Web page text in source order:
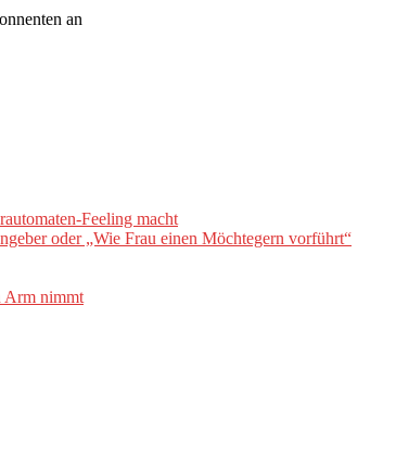
an
Feeling macht
oder „Wie Frau einen Möchtegern vorführt“
Arm nimmt